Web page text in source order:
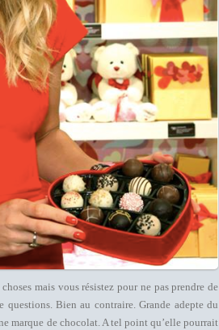
mais vous résistez pour ne pas prendre de
Bien au contraire. Grande adepte du
marque de chocolat. A tel point qu’elle pourrait